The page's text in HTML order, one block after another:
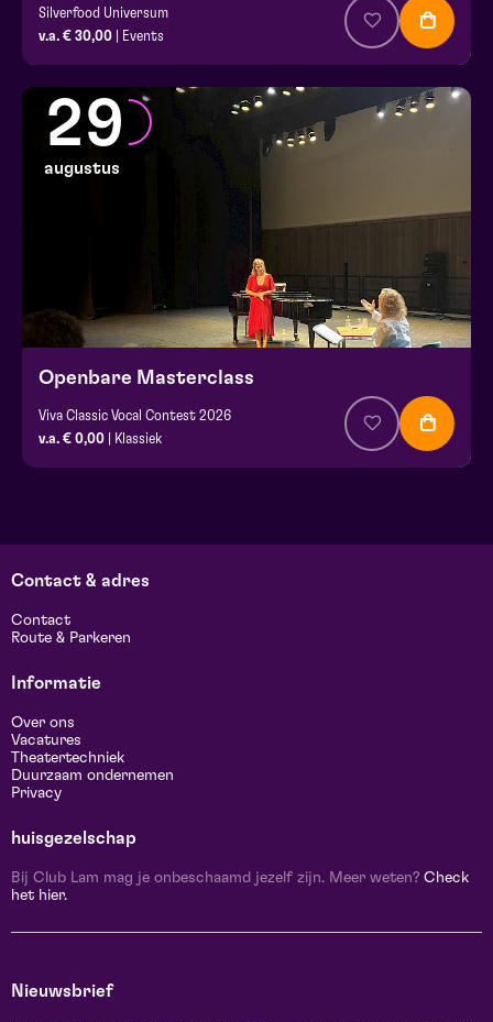
Silverfood Universum
v.a. € 30,00 | Events
29
augustus
Openbare Masterclass
Viva Classic Vocal Contest 2026
v.a. € 0,00 | Klassiek
Contact & adres
Contact
Route & Parkeren
Informatie
Over ons
Vacatures
Theatertechniek
Duurzaam ondernemen
Privacy
huisgezelschap
Bij Club Lam mag je onbeschaamd jezelf zijn. Meer weten? Check
het hier.
Nieuwsbrief